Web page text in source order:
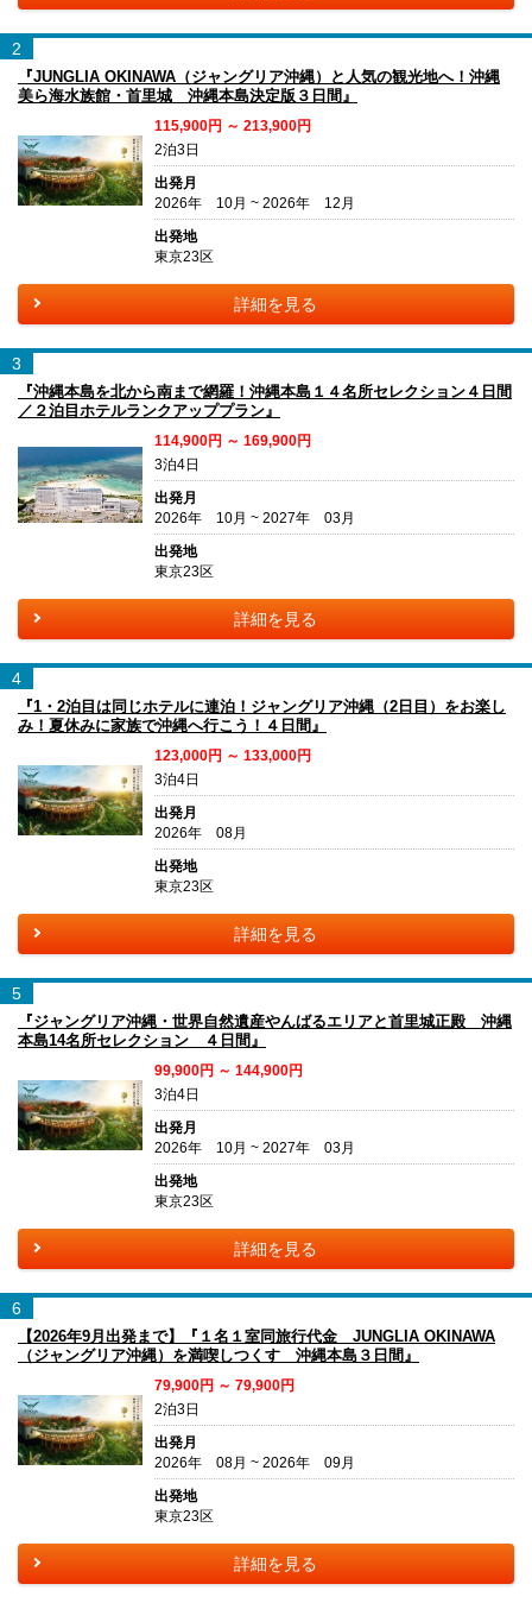
2
『JUNGLIA OKINAWA（ジャングリア沖縄）と人気の観光地へ！沖縄
美ら海水族館・首里城 沖縄本島決定版３日間』
115,900円 ～ 213,900円
2泊3日
出発月
2026年 10月 ~ 2026年 12月
出発地
東京23区
詳細を見る
3
『沖縄本島を北から南まで網羅！沖縄本島１４名所セレクション４日間
／２泊目ホテルランクアッププラン』
114,900円 ～ 169,900円
3泊4日
出発月
2026年 10月 ~ 2027年 03月
出発地
東京23区
詳細を見る
4
『1・2泊目は同じホテルに連泊！ジャングリア沖縄（2日目）をお楽し
み！夏休みに家族で沖縄へ行こう！４日間』
123,000円 ～ 133,000円
3泊4日
出発月
2026年 08月
出発地
東京23区
詳細を見る
5
『ジャングリア沖縄・世界自然遺産やんばるエリアと首里城正殿 沖縄
本島14名所セレクション ４日間』
99,900円 ～ 144,900円
3泊4日
出発月
2026年 10月 ~ 2027年 03月
出発地
東京23区
詳細を見る
6
【2026年9月出発まで】『１名１室同旅行代金 JUNGLIA OKINAWA
（ジャングリア沖縄）を満喫しつくす 沖縄本島３日間』
79,900円 ～ 79,900円
2泊3日
出発月
2026年 08月 ~ 2026年 09月
出発地
東京23区
詳細を見る